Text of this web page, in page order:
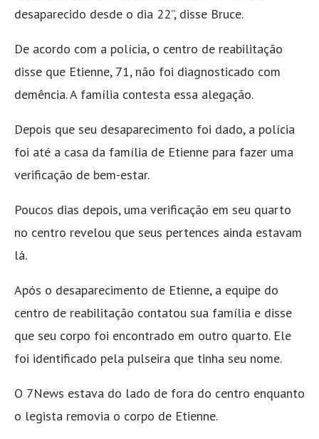
desaparecido desde o dia 22”, disse Bruce.
De acordo com a polícia, o centro de reabilitação
disse que Etienne, 71, não foi diagnosticado com
demência. A família contesta essa alegação.
Depois que seu desaparecimento foi dado, a polícia
foi até a casa da família de Etienne para fazer uma
verificação de bem-estar.
Poucos dias depois, uma verificação em seu quarto
no centro revelou que seus pertences ainda estavam
lá.
Após o desaparecimento de Etienne, a equipe do
centro de reabilitação contatou sua família e disse
que seu corpo foi encontrado em outro quarto. Ele
foi identificado pela pulseira que tinha seu nome.
O 7News estava do lado de fora do centro enquanto
o legista removia o corpo de Etienne.